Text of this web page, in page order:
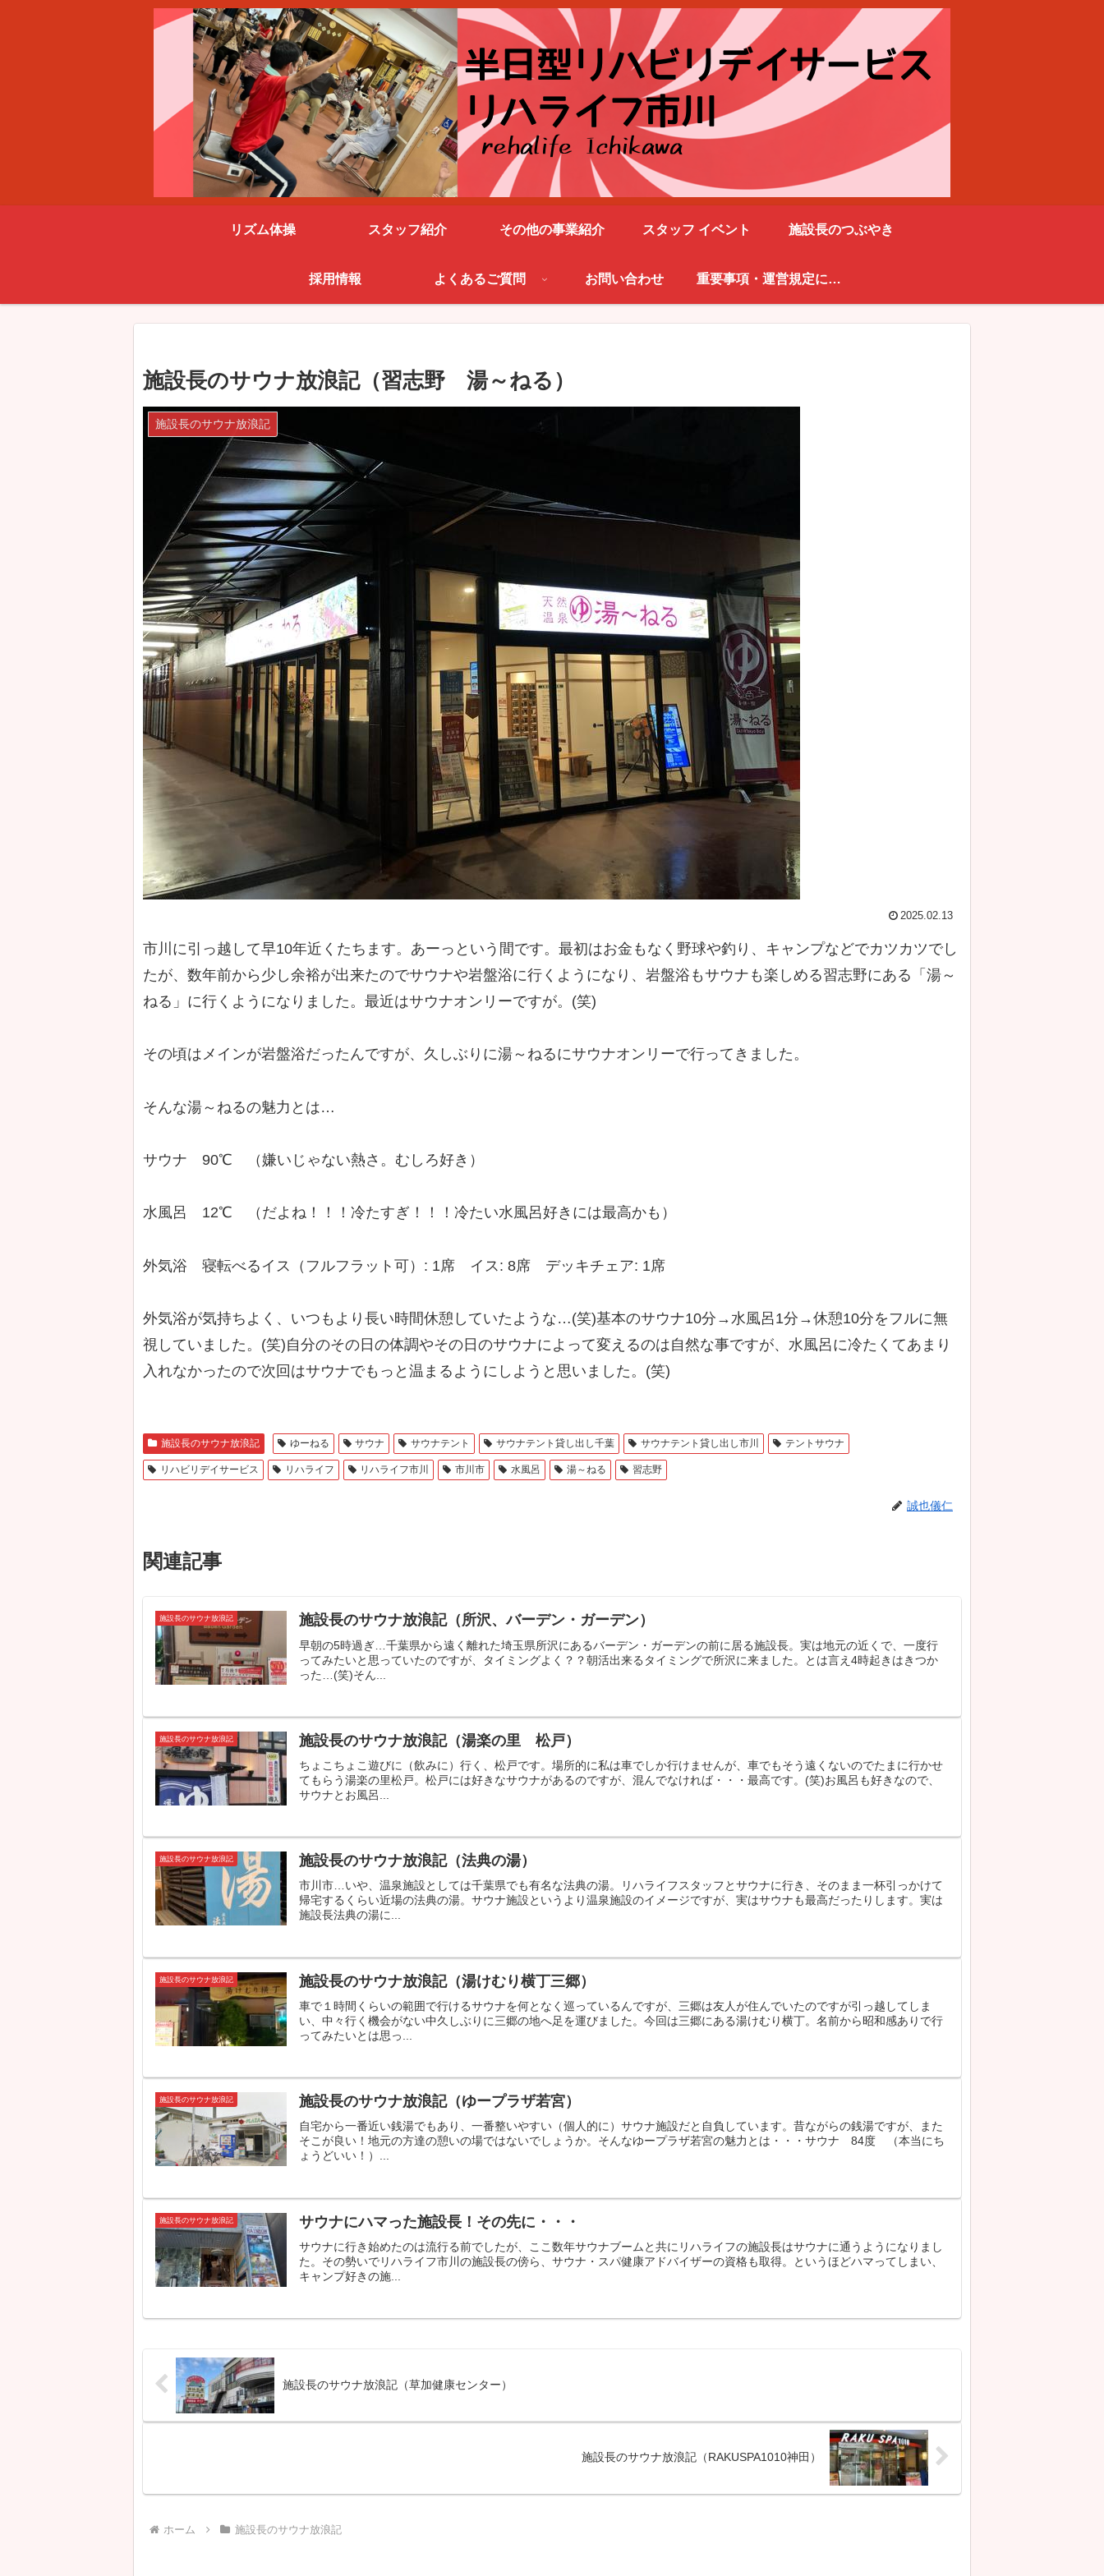
リズム体操 スタッフ紹介 その他の事業紹介 スタッフ イベント 施設長のつぶやき
採用情報 よくあるご質問 お問い合わせ 重要事項・運営規定に関して
施設長のサウナ放浪記（習志野 湯～ねる）
施設長のサウナ放浪記
2025.02.13
市川に引っ越して早10年近くたちます。あーっという間です。最初はお金もなく野球や釣り、キャンプなどでカツカツでし
たが、数年前から少し余裕が出来たのでサウナや岩盤浴に行くようになり、岩盤浴もサウナも楽しめる習志野にある「湯～
ねる」に行くようになりました。最近はサウナオンリーですが。(笑)
その頃はメインが岩盤浴だったんですが、久しぶりに湯～ねるにサウナオンリーで行ってきました。
そんな湯～ねるの魅力とは…
サウナ 90℃ （嫌いじゃない熱さ。むしろ好き）
水風呂 12℃ （だよね！！！冷たすぎ！！！冷たい水風呂好きには最高かも）
外気浴 寝転べるイス（フルフラット可）: 1席 イス: 8席 デッキチェア: 1席
外気浴が気持ちよく、いつもより長い時間休憩していたような…(笑)基本のサウナ10分→水風呂1分→休憩10分をフルに無
視していました。(笑)自分のその日の体調やその日のサウナによって変えるのは自然な事ですが、水風呂に冷たくてあまり
入れなかったので次回はサウナでもっと温まるようにしようと思いました。(笑)
施設長のサウナ放浪記 ゆーねる サウナ サウナテント サウナテント貸し出し千葉 サウナテント貸し出し市川 テントサウナ
リハビリデイサービス リハライフ リハライフ市川 市川市 水風呂 湯～ねる 習志野
誠也儀仁
関連記事
施設長のサウナ放浪記 施設長のサウナ放浪記（所沢、バーデン・ガーデン）
早朝の5時過ぎ…千葉県から遠く離れた埼玉県所沢にあるバーデン・ガーデンの前に居る施設長。実は地元の近くで、一度行
ってみたいと思っていたのですが、タイミングよく？？朝活出来るタイミングで所沢に来ました。とは言え4時起きはきつか
った…(笑)そん...
施設長のサウナ放浪記 施設長のサウナ放浪記（湯楽の里 松戸）
ちょこちょこ遊びに（飲みに）行く、松戸です。場所的に私は車でしか行けませんが、車でもそう遠くないのでたまに行かせ
てもらう湯楽の里松戸。松戸には好きなサウナがあるのですが、混んでなければ・・・最高です。(笑)お風呂も好きなので、
サウナとお風呂...
施設長のサウナ放浪記 施設長のサウナ放浪記（法典の湯）
市川市…いや、温泉施設としては千葉県でも有名な法典の湯。リハライフスタッフとサウナに行き、そのまま一杯引っかけて
帰宅するくらい近場の法典の湯。サウナ施設というより温泉施設のイメージですが、実はサウナも最高だったりします。実は
施設長法典の湯に...
施設長のサウナ放浪記 施設長のサウナ放浪記（湯けむり横丁三郷）
車で１時間くらいの範囲で行けるサウナを何となく巡っているんですが、三郷は友人が住んでいたのですが引っ越してしま
い、中々行く機会がない中久しぶりに三郷の地へ足を運びました。今回は三郷にある湯けむり横丁。名前から昭和感ありで行
ってみたいとは思っ...
施設長のサウナ放浪記 施設長のサウナ放浪記（ゆープラザ若宮）
自宅から一番近い銭湯でもあり、一番整いやすい（個人的に）サウナ施設だと自負しています。昔ながらの銭湯ですが、また
そこが良い！地元の方達の憩いの場ではないでしょうか。そんなゆープラザ若宮の魅力とは・・・サウナ 84度 （本当にち
ょうどいい！）...
施設長のサウナ放浪記 サウナにハマった施設長！その先に・・・
サウナに行き始めたのは流行る前でしたが、ここ数年サウナブームと共にリハライフの施設長はサウナに通うようになりまし
た。その勢いでリハライフ市川の施設長の傍ら、サウナ・スパ健康アドバイザーの資格も取得。というほどハマってしまい、
キャンプ好きの施...
施設長のサウナ放浪記（草加健康センター）
施設長のサウナ放浪記（RAKUSPA1010神田）
ホーム 施設長のサウナ放浪記